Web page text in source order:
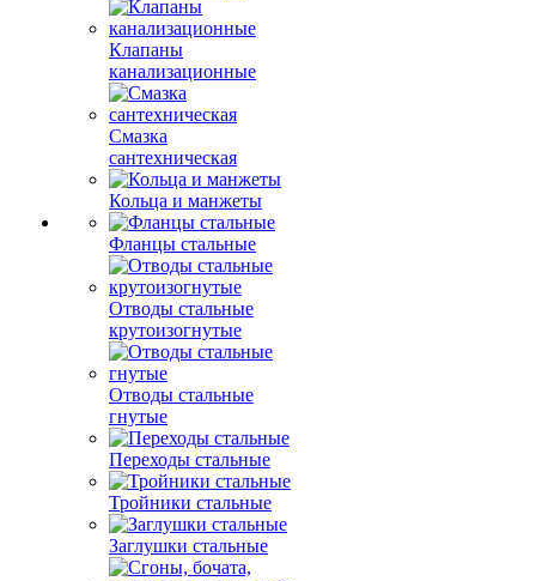
Клапаны
канализационные
Смазка
сантехническая
Кольца и манжеты
Фланцы стальные
Отводы стальные
крутоизогнутые
Отводы стальные
гнутые
Переходы стальные
Тройники стальные
Заглушки стальные